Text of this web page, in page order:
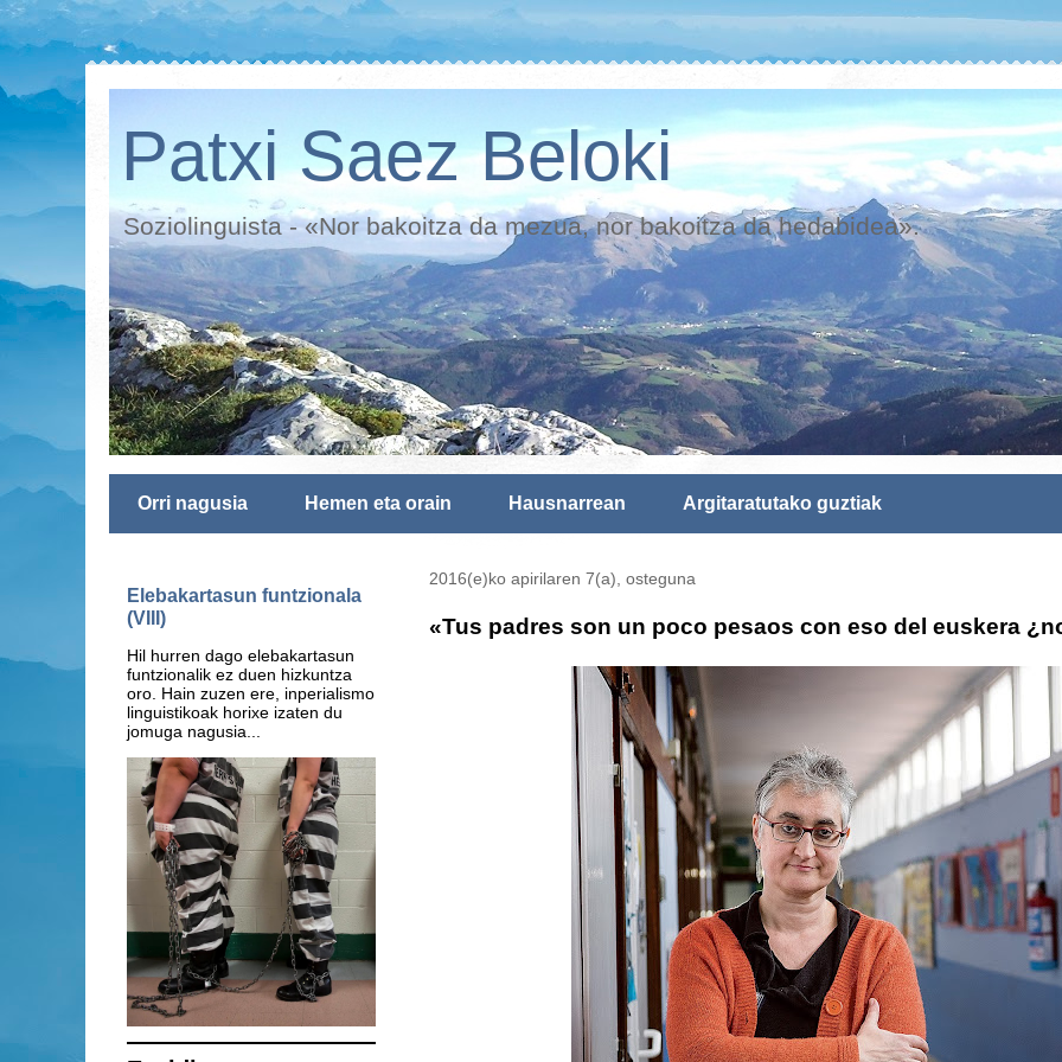
Patxi Saez Beloki
Soziolinguista - «Nor bakoitza da mezua, nor bakoitza da hedabidea».
Orri nagusia Hemen eta orain Hausnarrean Argitaratutako guztiak
2016(e)ko apirilaren 7(a), osteguna
«Tus padres son un poco pesaos con eso del euskera
Elebakartasun funtzionala
(VIII)
Hil hurren dago elebakartasun
funtzionalik ez duen hizkuntza
oro. Hain zuzen ere, inperialismo
linguistikoak horixe izaten du
jomuga nagusia...